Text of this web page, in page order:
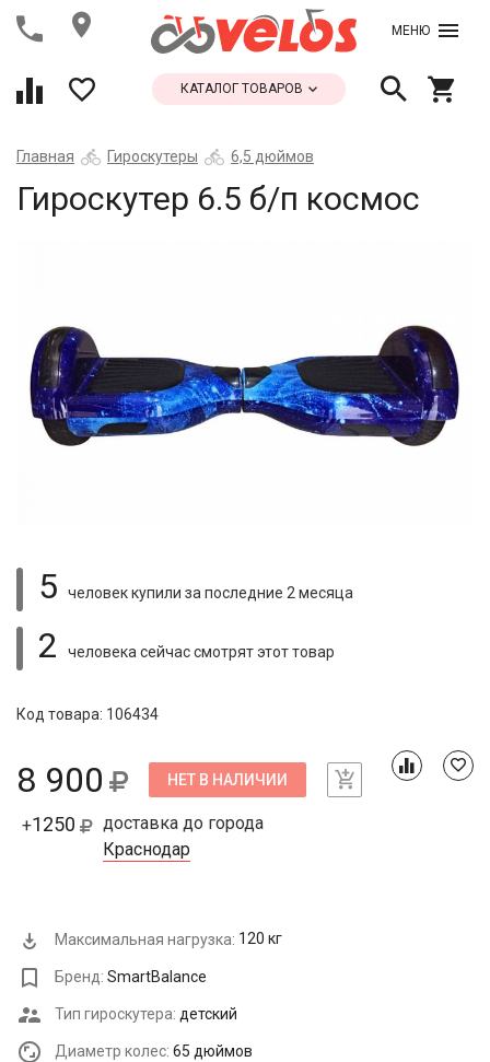
МЕНЮ
КАТАЛОГ ТОВАРОВ
Главная Гироскутеры 6,5 дюймов
Гироскутер 6.5 б/п космос
5 человек купили за последние 2 месяца
2 человека сейчас смотрятэтот товар
Код товара: 106434
8 900 НЕТ В НАЛИЧИИ
+1250
доставка до города
Краснодар
Максимальная нагрузка: 120 кг
Бренд: SmartBalance
Тип гироскутера: детский
Диаметр колес: 65 дюймов